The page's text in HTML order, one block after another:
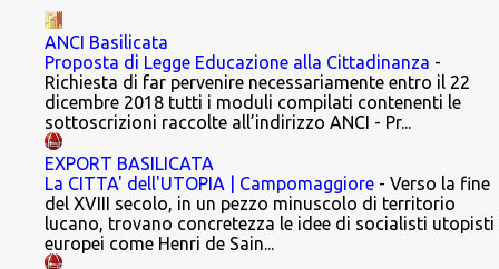
e
nANCI Basilicata
Proposta di Legge Educazione alla Cittadinanza -
Richiesta di far pervenire necessariamente entro il 22
dicembre 2018 tutti i moduli compilati contenenti le
sottoscrizioni raccolte all’indirizzo ANCI - Pr...
EXPORT BASILICATA
La CITTA' dell'UTOPIA | Campomaggiore - Verso la fine
del XVIII secolo, in un pezzo minuscolo di territorio
lucano, trovano concretezza le idee di socialisti utopisti
europei come Henri de Sain...